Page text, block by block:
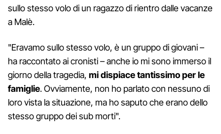
sullo stesso volo di un ragazzo di rientro dalle vacanze
a Malè.
"Eravamo sullo stesso volo, è un gruppo di giovani –
ha raccontato ai cronisti – anche io mi sono immerso il
giorno della tragedia, mi dispiace tantissimo per le
famiglie. Ovviamente, non ho parlato con nessuno di
loro vista la situazione, ma ho saputo che erano dello
stesso gruppo dei sub morti".